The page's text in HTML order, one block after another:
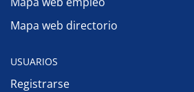
Mapa web directorio
USUARIOS
Registrarse